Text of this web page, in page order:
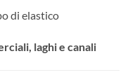
di elastico
laghi e canali